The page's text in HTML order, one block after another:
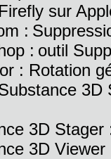
sur
:
: outil
: Rotation
3D
3D Stager
3D